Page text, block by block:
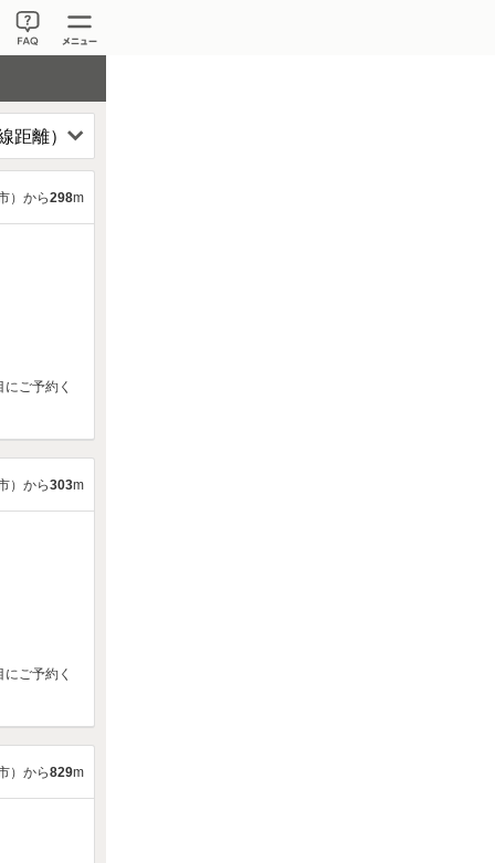
）から298m
ご予約く
）から303m
ご予約く
）から829m